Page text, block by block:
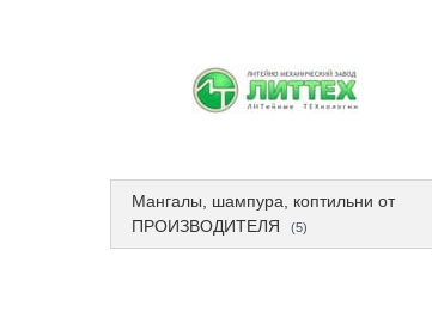
Мангалы, шампура, коптильни от
ПРОИЗВОДИТЕЛЯ
(5)